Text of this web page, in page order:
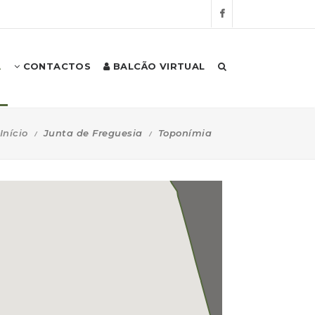
CONTACTOS BALCÃO VIRTUAL
Início Junta de Freguesia Toponímia